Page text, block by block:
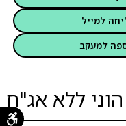
למייל
למעקב
ללא אג"ח